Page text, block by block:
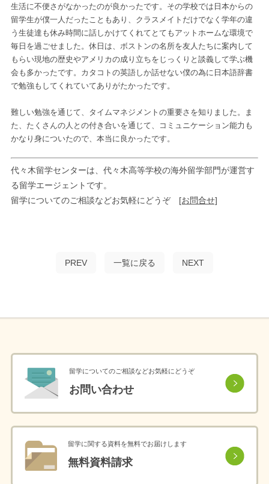
生活に不便さがなかったのが良かったです。その学校では日本からの
留学生が僕一人だったこともあり、クラスメイトだけでなく学年の違
う生徒達も休み時間に話しかけてくれてとてもアットホームな環境で
毎日を過ごせました。休日は、ボストンの名所を友人たちに案内して
もらい現地の歴史やアメリカの成り立ちをじっくりと談義して学ぶ機
会も多かったです。カタコトの英語しか話せない僕の為に日本語辞書
で勉強もしてくれていてありがたかったです。
難しい勉強を通じて、タイムマネジメントの重要さを知りました。ま
た、たくさんの人との付き合いを通じて、コミュニケーション能力も
かなり身についたので、本当に良かったです。
代々木留学センターは、代々木高等学校の海外留学部門が運営す
る留学エージェントです。
留学についてのご相談などお気軽にどうぞ [お問合せ]
PREV 一覧に戻る NEXT
留学についてのご相談などお気軽にどうぞ
お問い合わせ
留学に関する資料を無料でお届けします
無料資料請求